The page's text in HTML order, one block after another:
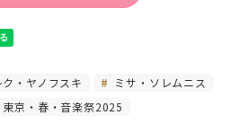
ク・ヤノフスキ
ミサ・ソレムニス
東京・春・音楽祭2025